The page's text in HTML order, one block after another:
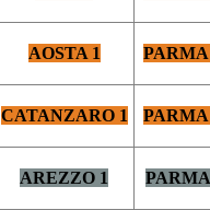
AOSTA 1 PARMA
CATANZARO 1 PARMA
AREZZO 1